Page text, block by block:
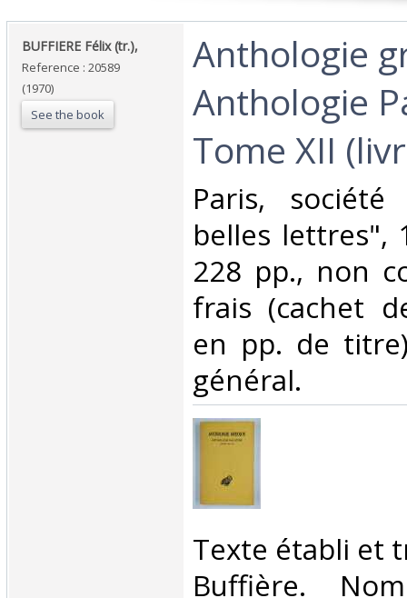
‎BUFFIERE Félix (tr.),‎
Reference : 20589
(1970)
See the book
‎Anthologie
Anthologie
Tome XII
‎Paris,
belles lettres",
228 pp., non
frais (cachet
en pp. de
général.‎
‎Texte établi et
Buffière.